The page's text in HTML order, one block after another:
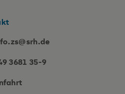
3681 35-9